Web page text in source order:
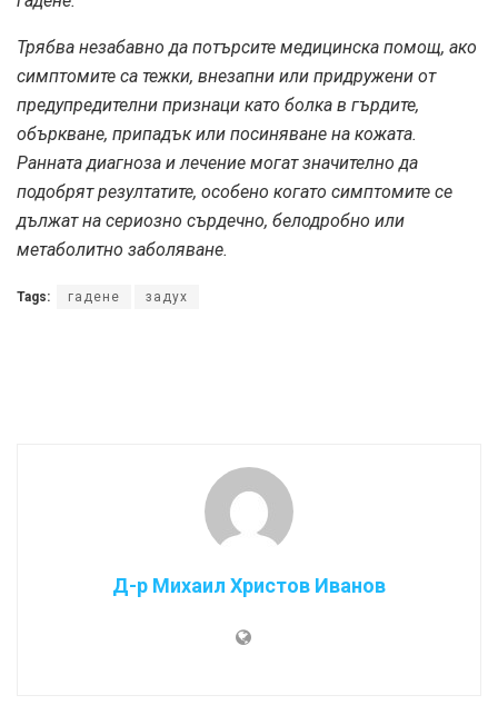
Трябва незабавно да потърсите медицинска помощ, ако
симптомите са тежки, внезапни или придружени от
предупредителни признаци като болка в гърдите,
объркване, припадък или посиняване на кожата.
Ранната диагноза и лечение могат значително да
подобрят резултатите, особено когато симптомите се
дължат на сериозно сърдечно, белодробно или
метаболитно заболяване.
Tags: гадене задух
Д-р Михаил Христов Иванов